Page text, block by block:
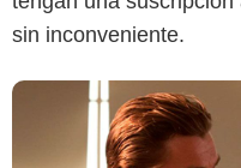
sin inconveniente.